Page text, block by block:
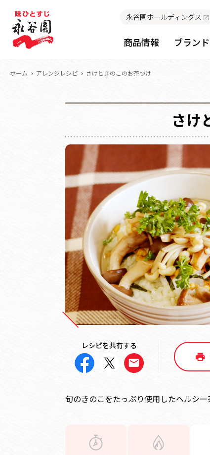
永谷園ホールディングス
商品情報 ブラン
ホーム アレンジレシピ さけときのこのお茶づけ
さけ
レシピを共有する
旬のきのこをたっぷり使用したヘルシ